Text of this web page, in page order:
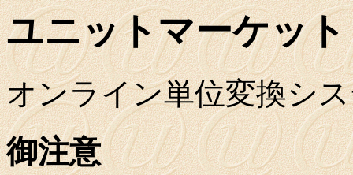
ユニットマーケット
オンライン単位変換シ
御注意